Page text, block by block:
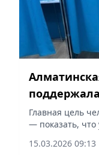
иду на
Главная цель
— показать, что
объединяющим,
15.03.2026 09:13